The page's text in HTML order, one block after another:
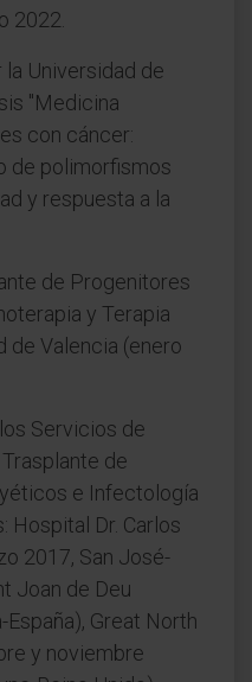
2022.
Universidad de
"Medicina
con cáncer:
de polimorfismos
y respuesta a la
de Progenitores
y Terapia
de Valencia (enero
Servicios de
de
e Infectología
Hospital Dr. Carlos
2017, San José-
Joan de Deu
Great North
y noviembre